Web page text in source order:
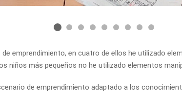
emprendimiento, en cuatro de ellos he utilizado
niños más pequeños no he utilizado elementos
de emprendimiento adaptado a los